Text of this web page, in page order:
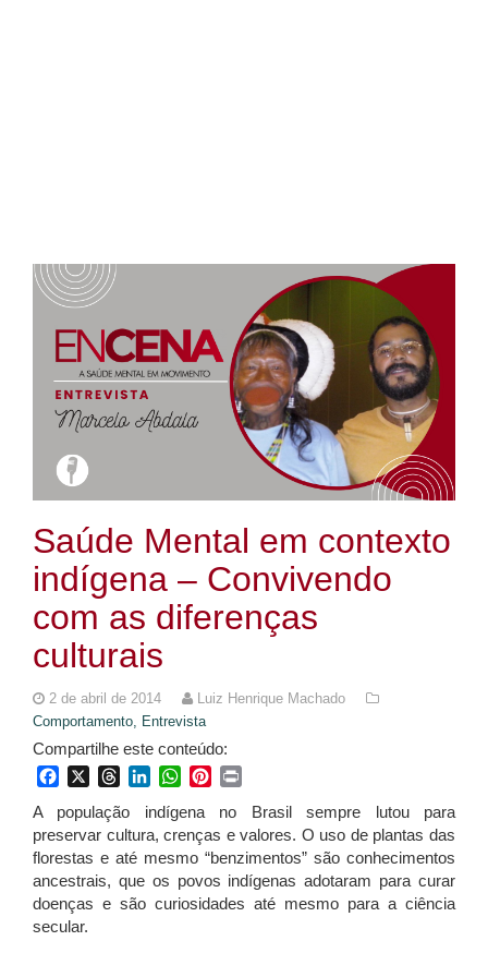
Saúde Mental em contexto
indígena – Convivendo
com as diferenças
culturais
2 de abril de 2014
Luiz Henrique Machado
Comportamento, Entrevista
Compartilhe este conteúdo:
FacebookThreadsLinkedInWhatsApp
Pinterest
A população indígena no Brasil sempre lutou para
preservar cultura, crenças e valores. O uso de plantas das
florestas e até mesmo “benzimentos” são conhecimentos
ancestrais, que os povos indígenas adotaram para curar
doenças e são curiosidades até mesmo para a ciência
secular.